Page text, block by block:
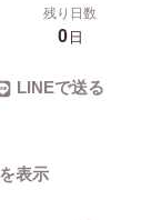
残り日数
0日
LINEで送る
表示